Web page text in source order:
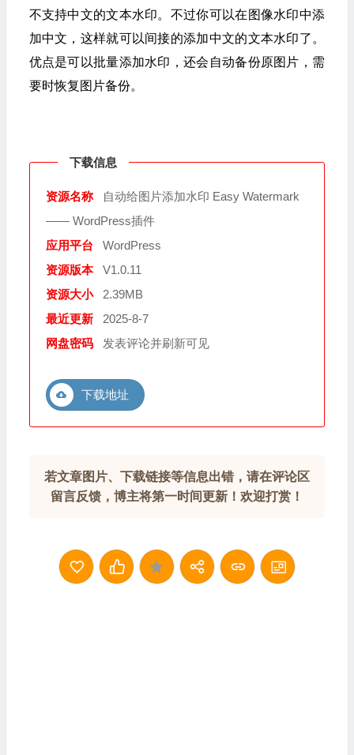
不支持中文的文本水印。不过你可以在图像水印中添
加中文，这样就可以间接的添加中文的文本水印了。
优点是可以批量添加水印，还会自动备份原图片，需
要时恢复图片备份。
下载信息
资源名称
自动给图片添加水印 Easy Watermark
—— WordPress插件
应用平台
WordPress
资源版本
V1.0.11
资源大小
2.39MB
最近更新
2025-8-7
网盘密码
发表评论并刷新可见
下载地址
若文章图片、下载链接等信息出错，请在评论区
留言反馈，博主将第一时间更新！欢迎打赏！